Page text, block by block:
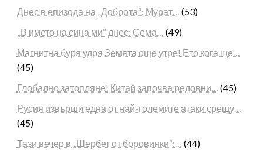
Днес в епизода на „Доброта“: Мурат… (53)
„В името на сина ми“ днес: Сема… (49)
Магнитна буря удря Земята още утре! Ето кога ще…
(45)
Глобално затопляне! Китай започва редовни… (45)
Русия извърши една от най-големите атаки срещу…
(45)
Тази вечер в „Шербет от боровинки“:… (44)